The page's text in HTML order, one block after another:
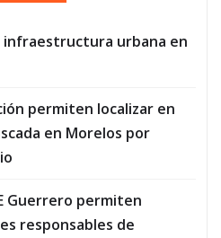
infraestructura urbana en
permiten localizar en
en Morelos por
Guerrero permiten
responsables de